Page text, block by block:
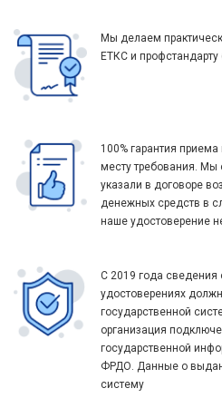
Мы делаем
ЕТКС и
100% гарантия
месту требования. Мы
указали в договоре
денежных средств в
наше удостоверение
С 2019 года
удостоверениях
государственной
организация
государственной
ФРДО. Данные о
систему